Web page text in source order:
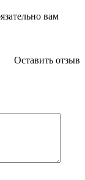
вам
Оставить отзыв